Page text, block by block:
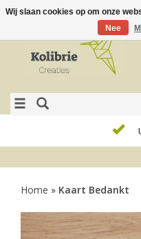
Home » Kaart Bedankt
Wij slaan cookies op om onze
Nee